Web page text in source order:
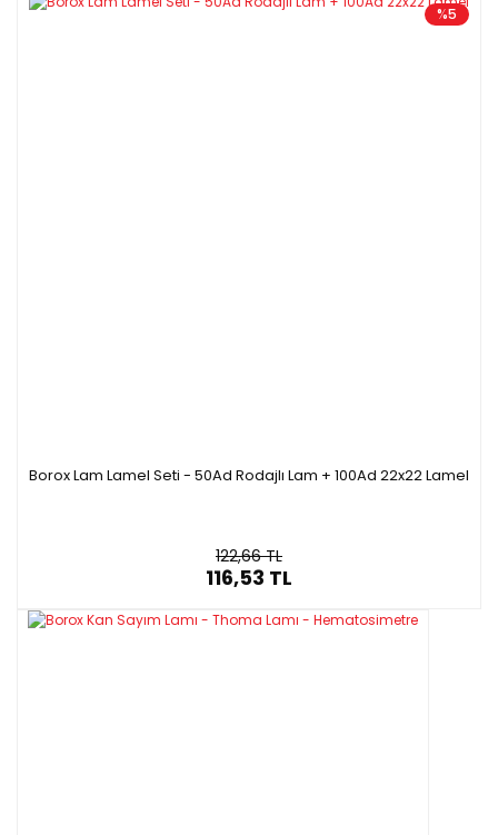
%5
Borox Lam Lamel Seti - 50Ad Rodajlı Lam + 100Ad 22x22 Lamel
122,66 TL
116,53 TL